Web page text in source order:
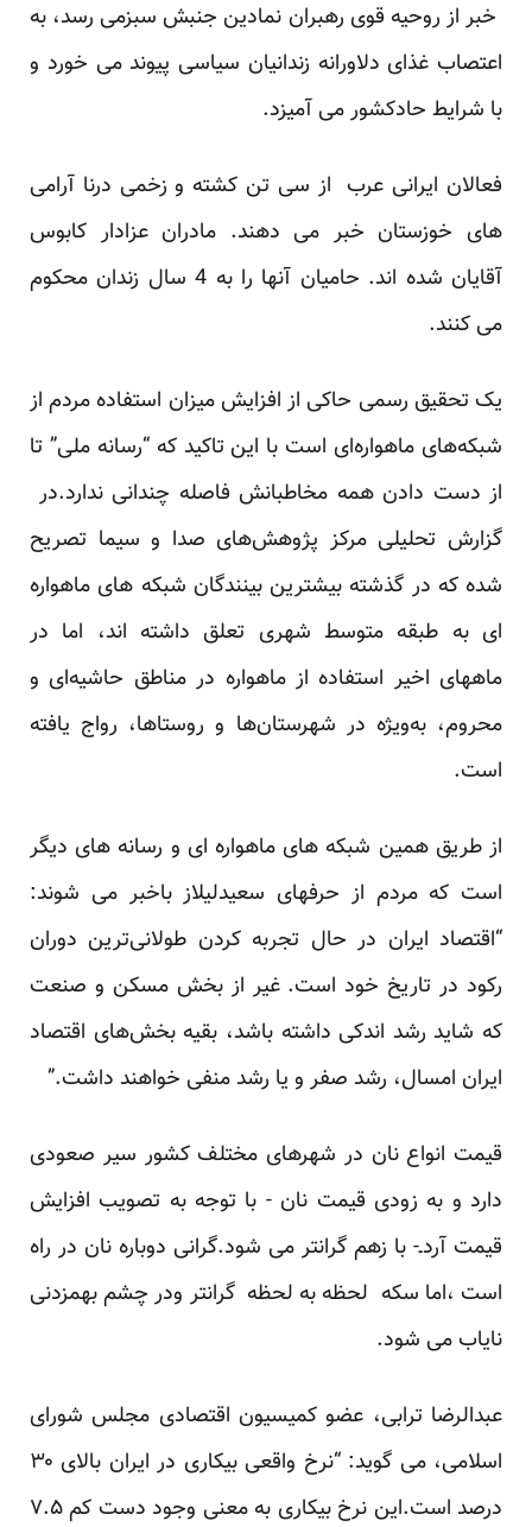
خبر از روحیه قوی رهبران نمادین جنبش سبزمی رسد، به
اعتصاب غذای دلاورانه زندانیان سیاسی پیوند می خورد و
با شرایط حادکشور می آمیزد.
فعالان ایرانی عرب از سی تن کشته و زخمی درنا آرامی
های خوزستان خبر می دهند. مادران عزادار کابوس
آقایان شده اند. حامیان آنها را به 4 سال زندان محکوم
می کنند.
یک تحقیق رسمی حاکی از افزایش میزان استفاده مردم از
شبکه‌های ماهواره‌ای است با این تاکید که “رسانه ملی” تا
از دست دادن همه مخاطبانش فاصله چندانی ندارد.در
گزارش تحلیلی مرکز پژوهش‌های صدا و سیما تصریح
شده که در گذشته بیشترین بینندگان شبکه های ماهواره
ای به طبقه متوسط شهری تعلق داشته اند، اما در
ماههای اخیر استفاده از ماهواره در مناطق حاشیه‌ای و
محروم، به‌ویژه در شهرستان‌ها و روستاها، رواج یافته
است.
از طریق همین شبکه های ماهواره ای و رسانه های دیگر
است که مردم از حرفهای سعیدلیلاز باخبر می شوند:
“اقتصاد ایران در حال تجربه کردن طولانی‌ترین دوران
رکود در تاریخ خود است. غیر از بخش مسکن و صنعت
که شاید رشد اندکی داشته باشد، بقیه بخش‌های اقتصاد
ایران امسال، رشد صفر و یا رشد منفی خواهند داشت.”
قیمت انواع نان در شهرهای مختلف کشور سیر صعودی
دارد و به زودی قیمت نان - با توجه به تصویب افزایش
قیمت آردـ- با زهم گرانتر می شود.گرانی دوباره نان در راه
است ،اما سکه لحظه به لحظه گرانتر ودر چشم بهمزدنی
نایاب می شود.
عبدالرضا ترابی، عضو کمیسیون اقتصادی مجلس شورای
اسلامی، می گوید: “نرخ واقعی بیکاری در ایران بالای ۳۰
درصد است.این‌ نرخ بیکاری به معنی وجود دست کم ۷.۵